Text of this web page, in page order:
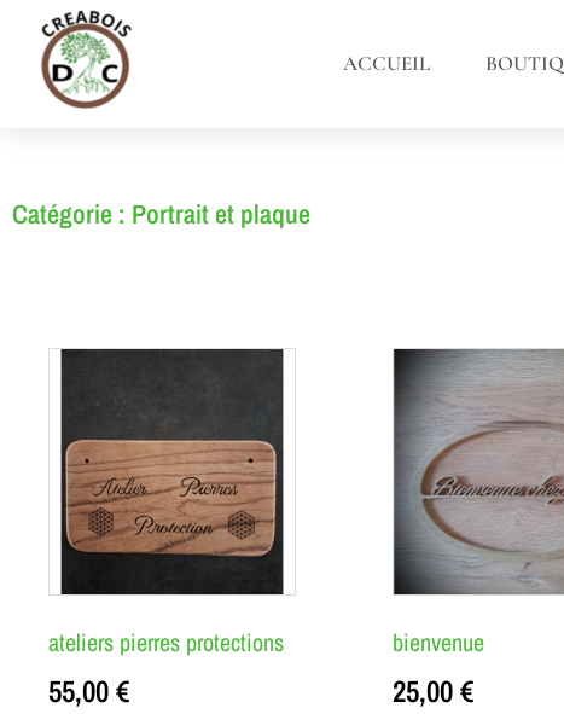
ACCUEIL
Catégorie : Portrait et plaque
ateliers pierres protections
55,00€
bienvenue
25,00€